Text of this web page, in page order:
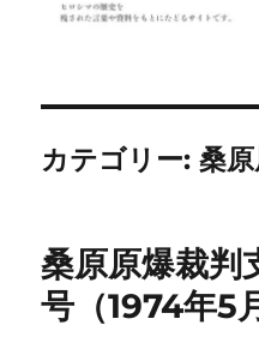
カテゴリー:桑
桑原原爆裁判
号（1974年5